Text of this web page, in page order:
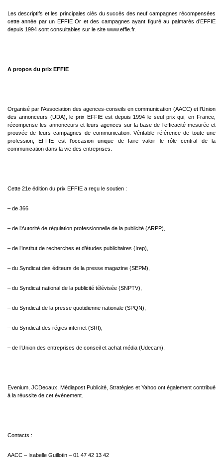
Les descriptifs et les principales clés du succès des neuf campagnes récompensées
cette année par un EFFIE Or etdes campagnes ayant figuré au palmarès d’EFFIE
depuis 1994 sont consultables sur le site www.effie.fr.
A propos du prix EFFIE
Organisé par l’Association des agences-conseils en communication (AACC) et l’Union
des annonceurs (UDA), le prix EFFIE est depuis 1994 le seul prix qui, en France,
récompense les annonceurs et leurs agences sur la base de l’efficacité mesurée et
prouvée de leurs campagnes de communication. Véritable référence de toute une
profession,EFFIE est l’occasion unique de faire valoir le rôle central de la
communication dans la vie des entreprises.
Cette 21e édition du prix EFFIE a reçu le soutien :
– de 366
– de l’Autorité de régulation professionnelle de la publicité (ARPP),
– de l’Institut de recherches et d’études publicitaires (Irep),
– du Syndicat des éditeurs de la presse magazine (SEPM),
– du Syndicat national de la publicité télévisée (SNPTV),
– du Syndicat de la presse quotidienne nationale (SPQN),
– du Syndicat des régies internet (SRI),
– de l’Union des entreprises de conseil et achat média (Udecam),
Evenium, JCDecaux, Médiapost Publicité, Stratégies et Yahoo ont également contribué
à la réussite de cet événement.
Contacts :
AACC – Isabelle Guillotin – 01 47 42 13 42